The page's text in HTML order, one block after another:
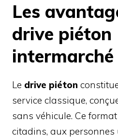
Les
drive piéton
intermarché
Le drive piéton
service classique,
sans véhicule. Ce
citadins, aux